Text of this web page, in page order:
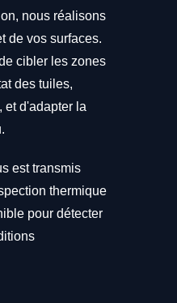
nous réalisons
de vos surfaces.
cibler les zones
des tuiles,
et d'adapter la
est transmis
thermique
pour détecter